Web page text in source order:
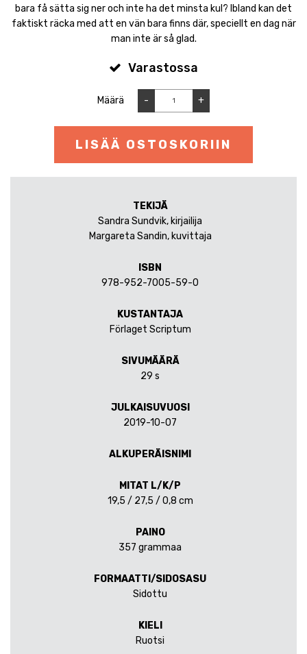
bara få sätta sig ner och inte ha det minsta kul? Ibland kan det
faktiskt räcka med att en vän bara finns där, speciellt en dag när
man inte är så glad.
Varastossa
Määrä - +
LISÄÄ OSTOSKORIIN
TEKIJÄ
Sandra Sundvik, kirjailija
Margareta Sandin, kuvittaja
ISBN
978-952-7005-59-0
KUSTANTAJA
Förlaget Scriptum
SIVUMÄÄRÄ
29 s
JULKAISUVUOSI
2019-10-07
ALKUPERÄISNIMI
MITAT L/K/P
19,5 / 27,5 / 0,8 cm
PAINO
357 grammaa
FORMAATTI/SIDOSASU
Sidottu
KIELI
Ruotsi